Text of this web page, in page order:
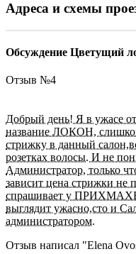
Адреса и схемы
Обсуждение Цветущий
Отзыв №4
Добрый день! Я в ужасе
название ЛОКОН,
стрижку в данный
розетках волосы. И не
Администратор, только
зависит цена стрижки не
спрашивает у
выглядит ужасно,сто и
администратором.
Отзыв написал "Elena